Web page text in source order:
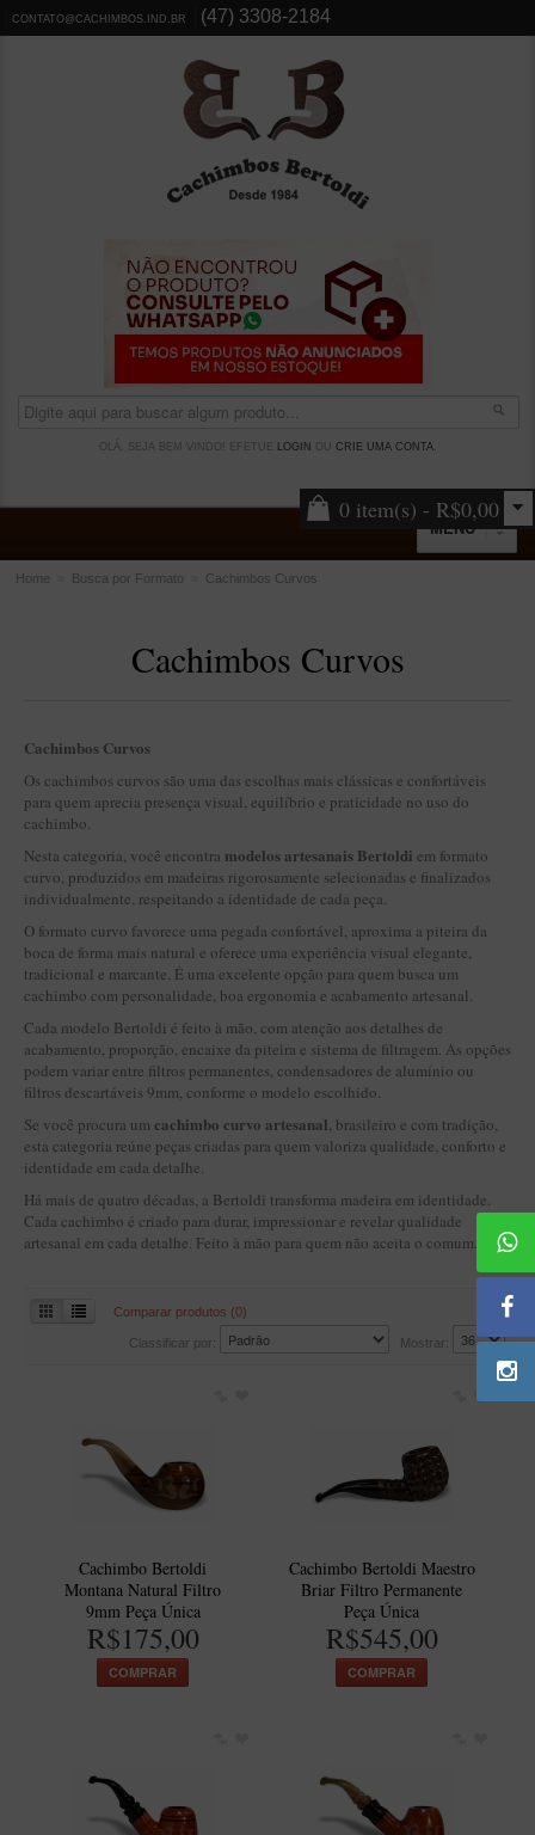
CONTATO@CACHIMBOS.IND.BR (47) 3308-2184
OLÁ, SEJA BEM VINDO! EFETUE LOGIN CRIE UMA CONTA.
0 item(s) - R$0,00
MENU
Dichavadores
Suportes Bertoldi para Cachimbos
Piteiras para Cigarro
Limpadores para Cachimbo
Bolsas para Cachimbo
Cinzeiros
Cortadores de Charuto
Fluidos
BLENDS
Blend Kumbaya
Blends Para Cachimbo
Blends Para Enrolar
Cândido Giovanella
Doctor Pipe
Nacionais
LINHA IDELFONSO BERTOLDI
Artesão Idelfonso Bertoldi
SUPORTES
Suporte para 2 Cachimbos
Suporte Redondo
Home Busca por Formato Cachimbos Curvos
Cachimbos Curvos
Cachimbos Curvos
Os cachimbos curvos são uma das escolhas mais clássicas e confortáveis
para quem aprecia presença visual, equilíbrio e praticidade no uso do
cachimbo.
Nesta categoria, você encontra modelos artesanais Bertoldi em formato
curvo, produzidos em madeiras rigorosamente selecionadas e finalizados
individualmente, respeitando a identidade de cada peça.
O formato curvo favorece uma pegada confortável, aproxima a piteira da
boca de forma mais natural e oferece uma experiência visual elegante,
tradicional e marcante. É uma excelente opção para quem busca um
cachimbo com personalidade, boa ergonomia e acabamento artesanal.
Cada modelo Bertoldi é feito à mão, com atenção aos detalhes de
acabamento, proporção, encaixe da piteira e sistema de filtragem. As opções
podem variar entre filtros permanentes, condensadores de alumínio ou
filtros descartáveis 9mm, conforme o modelo escolhido.
Se você procura um cachimbo curvo artesanal, brasileiro e com tradição,
esta categoria reúne peças criadas para quem valoriza qualidade, conforto e
identidade em cada detalhe.
Há mais de quatro décadas, a Bertoldi transforma madeira em identidade.
Cada cachimbo é criado para durar, impressionar e revelar qualidade
artesanal em cada detalhe. Feito à mão para quem não aceita o comum.
Comparar produtos (0)
Classificar por: Mostrar:
Cachimbo Bertoldi
Montana Natural Filtro
9mm Peça Única
R$175,00
COMPRAR
Cachimbo Bertoldi Maestro
Briar Filtro Permanente
Peça Única
R$545,00
COMPRAR